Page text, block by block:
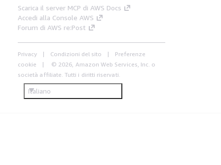
Scarica il server MCP di AWS Docs
Accedi alla Console AWS
Forum di AWS re:Post
Privacy Condizioni del sito
Preferenze
cookie
© 2026, Amazon Web Services, Inc. o
società affiliate. Tutti i diritti riservati.
Italiano